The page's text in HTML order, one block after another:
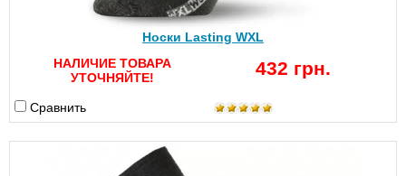
Носки Lasting WXL
НАЛИЧИЕ ТОВАРА
УТОЧНЯЙТЕ!
432 грн.
Сравнить